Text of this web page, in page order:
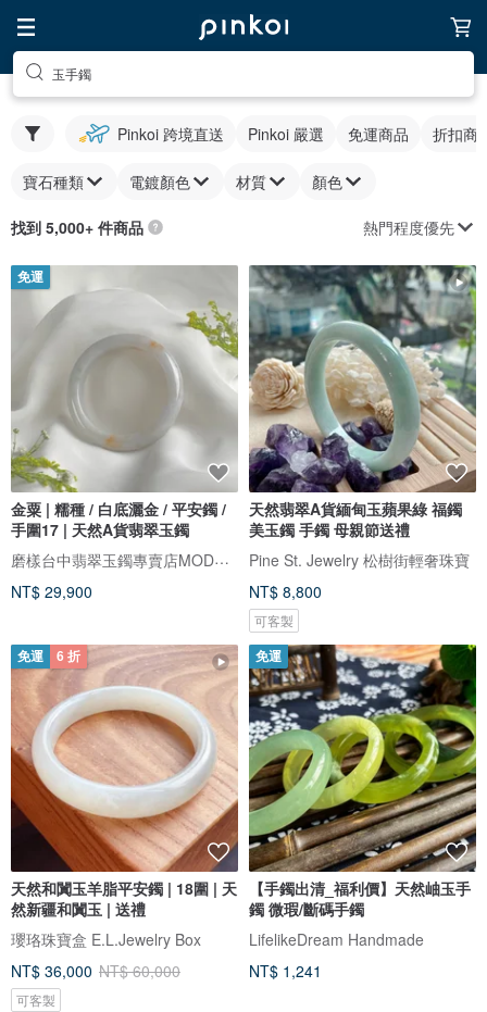
玉手鐲
Pinkoi 跨境直送 Pinkoi 嚴選 免運商品 折扣商
寶石種類 電鍍顏色 材質 顏色
找到 5,000+ 件商品 熱門程度優先
免運
金粟 | 糯種 / 白底灑金 / 平安鐲 /
手圍17 | 天然A貨翡翠玉鐲
磨樣台中翡翠玉鐲專賣店MODE YANG
NT$ 29,900
天然翡翠A貨緬甸玉蘋果綠 福鐲
美玉鐲 手鐲 母親節送禮
Pine St. Jewelry 松樹街輕奢珠寶
NT$ 8,800
可客製
免運 6 折
天然和闐玉羊脂平安鐲 | 18圍 | 天
然新疆和闐玉 | 送禮
瓔珞珠寶盒 E.L.Jewelry Box
NT$ 36,000 NT$ 60,000
可客製
免運
【手鐲出清_福利價】天然岫玉手
鐲 微瑕/斷碼手鐲
LifelikeDream Handmade
NT$ 1,241